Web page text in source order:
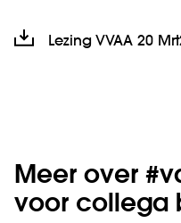
Lezing VVAA 20
Meer over
voor collega